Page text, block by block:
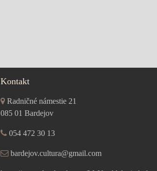
Kontakt
Radničné námestie 21
085 01 Bardejov
054 472 30 13
bardejov.cultura@gmail.com